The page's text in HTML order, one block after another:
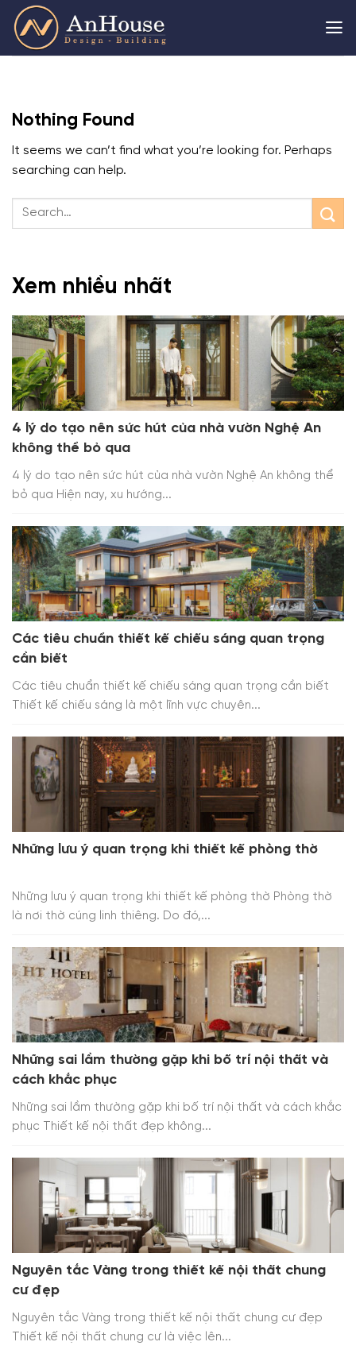
Skip
content
Nothing Found
It seems we can’t find what you’re looking for. Perhaps
searching can help.
Xem nhiều nhất
4 lý do tạo nên sức hút của nhà vườn Nghệ An
không thể bỏ qua
4 lý do tạo nên sức hút của nhà vườn Nghệ An không thể
bỏ qua Hiện nay, xu hướng...
Các tiêu chuẩn thiết kế chiếu sáng quan trọng
cần biết
Các tiêu chuẩn thiết kế chiếu sáng quan trọng cần biết
Thiết kế chiếu sáng là một lĩnh vực chuyên...
Những lưu ý quan trọng khi thiết kế phòng thờ
Những lưu ý quan trọng khi thiết kế phòng thờ Phòng thờ
là nơi thờ cúng linh thiêng. Do đó,...
Những sai lầm thường gặp khi bố trí nội thất và
cách khắc phục
Những sai lầm thường gặp khi bố trí nội thất và cách khắc
phục Thiết kế nội thất đẹp không...
Nguyên tắc Vàng trong thiết kế nội thất chung
cư đẹp
Nguyên tắc Vàng trong thiết kế nội thất chung cư đẹp
Thiết kế nội thất chung cư là việc lên...